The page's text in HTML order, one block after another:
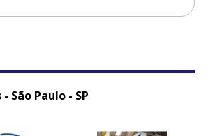
Paulo - SP